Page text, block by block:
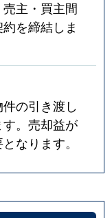
主・買主間
を締結しま
の引き渡し
。売却益が
なります。